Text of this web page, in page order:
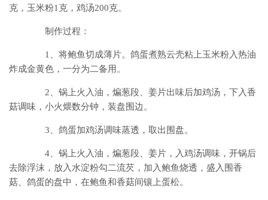
克，玉米粉1克，鸡汤200克。
制作过程：
1、将鲍鱼切成薄片。鸽蛋煮熟云壳粘上玉米粉入热油
炸成金黄色，一分为二备用。
2、锅上火入油，煸葱段、姜片出味后加鸡汤，下入香
菇调味，小火煨数分钟，装盘围边。
3、鸽蛋加鸡汤调味蒸透，取出围盘。
4、锅上火入油，煸葱段、姜片，入鸡汤调味，开锅后
去除浮沫，放入水淀粉勾二流芡，加入鲍鱼烧透，盛入围香
菇、鸽蛋的盘中，在鲍鱼和香菇间镶上蛋松。